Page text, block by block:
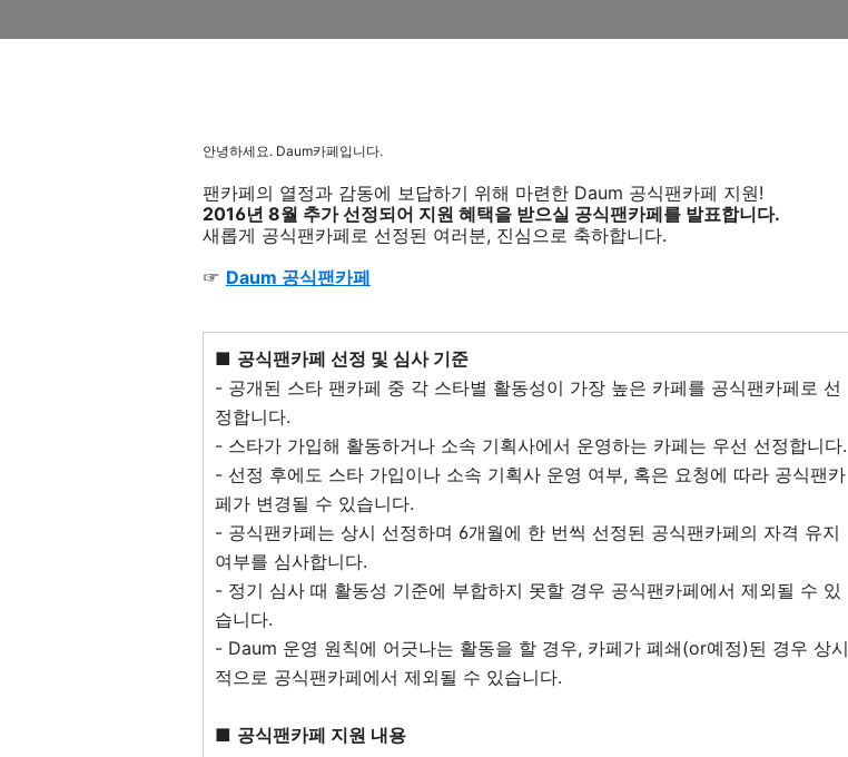
안녕하세요. Daum카페입니다.
팬카페의 열정과 감동에 보답하기 위해 마련한 Daum 공식팬카페 지원!
2016년 8월 추가 선정되어 지원 혜택을 받으실 공식팬카페를 발표합니다.
새롭게 공식팬카페로 선정된 여러분, 진심으로 축하합니다.
☞ Daum 공식팬카페
■ 공식팬카페 선정 및 심사 기준
- 공개된 스타 팬카페 중 각 스타별 활동성이 가장 높은 카페를 공식팬카페로 선
정합니다.
- 스타가 가입해 활동하거나 소속 기획사에서 운영하는 카페는 우선 선정합니다.
- 선정 후에도 스타 가입이나 소속 기획사 운영 여부, 혹은 요청에 따라 공식팬카
페가 변경될 수 있습니다.
- 공식팬카페는 상시 선정하며 6개월에 한 번씩 선정된 공식팬카페의 자격 유지
여부를 심사합니다.
- 정기 심사 때 활동성 기준에 부합하지 못할 경우 공식팬카페에서 제외될 수 있
습니다.
- Daum 운영 원칙에 어긋나는 활동을 할 경우, 카페가 폐쇄(or예정)된 경우 상시
적으로 공식팬카페에서 제외될 수 있습니다.
■ 공식팬카페 지원 내용